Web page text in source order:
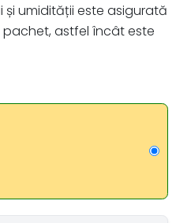
umidității este asigurată
pachet, astfel încât este